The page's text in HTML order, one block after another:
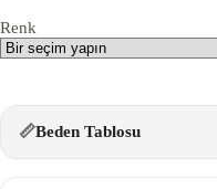
Renk
📏Beden Tablosu